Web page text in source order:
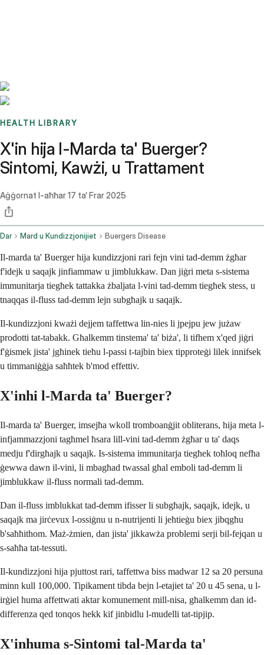
HEALTH LIBRARY
X'in hija l-Marda ta' Buerger?
Sintomi, Kawżi, u Trattament
Aġġornat l-aħħar17 ta’ Frar 2025
Dar Mard u Kundizzjonijiet Buergers Disease
Il-marda ta' Buerger hija kundizzjoni rari fejn vini tad-demm żgħar
f'idejk u saqajk jinfiammaw u jimblukkaw. Dan jiġri meta s-sistema
immunitarja tiegħek tattakka żbaljata l-vini tad-demm tiegħek stess, u
tnaqqas il-fluss tad-demm lejn subgħajk u saqajk.
Il-kundizzjoni kważi dejjem taffettwa lin-nies li jpejpu jew jużaw
prodotti tat-tabakk. Għalkemm tinstema' ta' biża', li tifhem x'qed jiġri
f'ġismek jista' jgħinek tieħu l-passi t-tajbin biex tipproteġi lilek innifsek
u timmaniġġja saħħtek b'mod effettiv.
X'inhi l-Marda ta' Buerger?
Il-marda ta' Buerger, imsejħa wkoll tromboanġjit obliterans, hija meta l-
infjammazzjoni tagħmel ħsara lill-vini tad-demm żgħar u ta' daqs
medju f'dirgħajk u saqajk. Is-sistema immunitarja tiegħek toħloq nefħa
ġewwa dawn il-vini, li mbagħad twassal għal emboli tad-demm li
jimblukkaw il-fluss normali tad-demm.
Dan il-fluss imblukkat tad-demm ifisser li subgħajk, saqajk, idejk, u
saqajk ma jirċevux l-ossiġnu u n-nutrijenti li jeħtieġu biex jibqgħu
b'saħħithom. Maż-żmien, dan jista' jikkawża problemi serji bil-fejqan u
s-saħħa tat-tessuti.
Il-kundizzjoni hija pjuttost rari, taffettwa biss madwar 12 sa 20 persuna
minn kull 100,000. Tipikament tibda bejn l-etajiet ta' 20 u 45 sena, u l-
irġiel huma affettwati aktar komunement mill-nisa, għalkemm dan id-
differenza qed tonqos hekk kif jinbidlu l-mudelli tat-tipjip.
X'inhuma s-Sintomi tal-Marda ta'